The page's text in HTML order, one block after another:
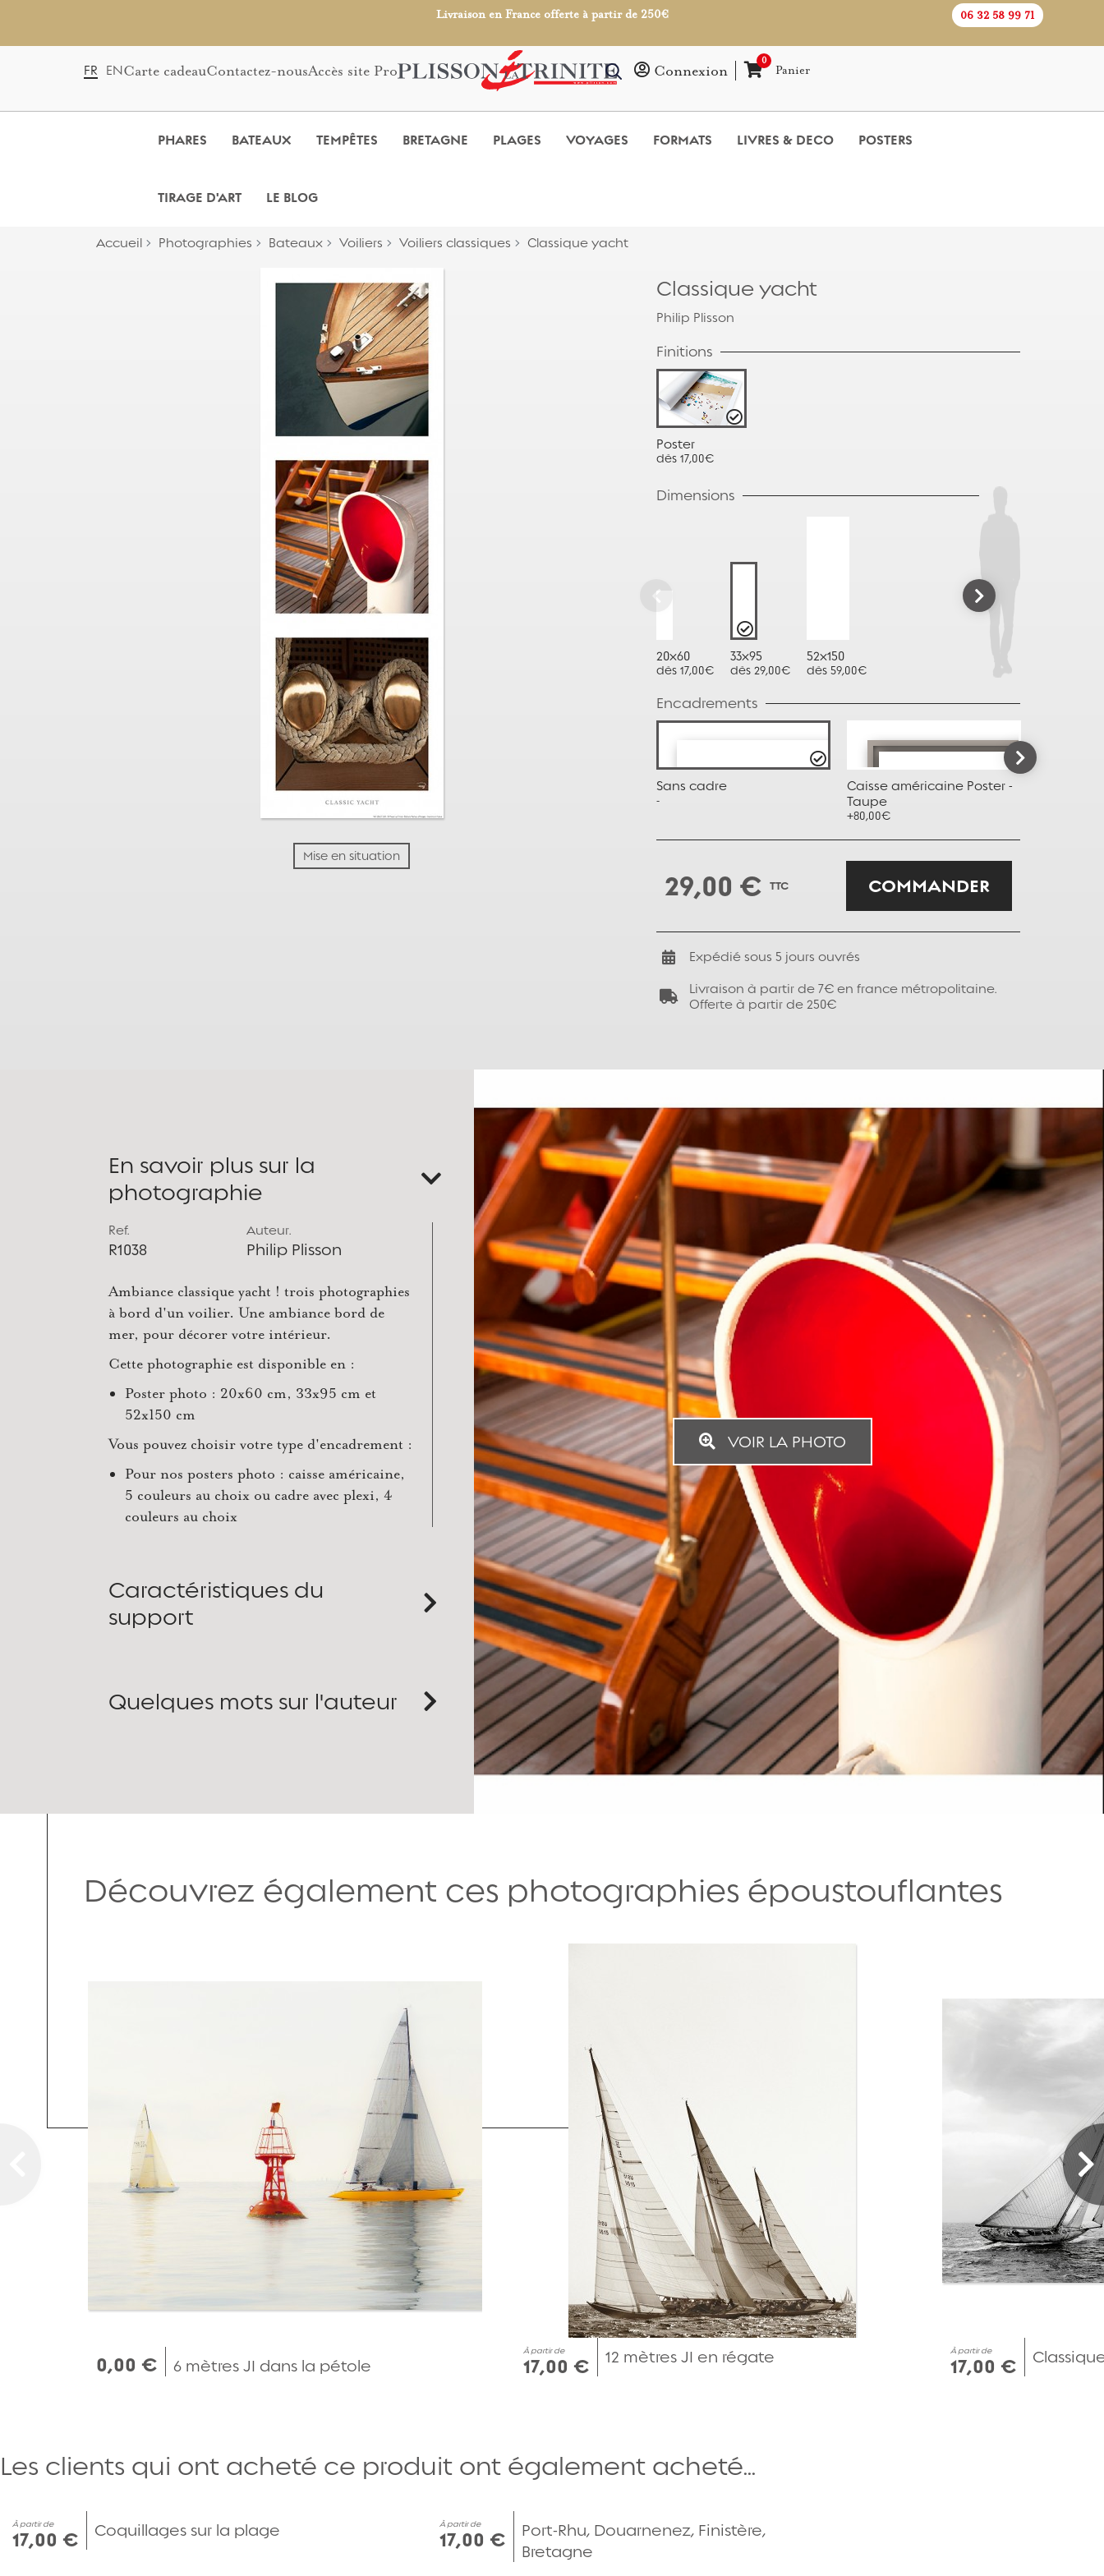
Livraison en France offerte à partir de 250€ 06 32 58 99 71
FR ENCarte cadeauContactez-nousAccès site Pro Connexion
0
Panier
PHARES BATEAUX TEMPÊTES BRETAGNE PLAGES VOYAGES FORMATS LIVRES & DECO POSTERS
TIRAGE D'ART LE BLOG
Accueil Photographies Bateaux Voiliers Voiliers classiques Classique yacht
Mise en situation
Classique yacht
Philip Plisson
Finitions
Poster
dès 17,00€
Dimensions
20x60
dès 17,00€
33x95
dès 29,00€
52x150
dès 59,00€
Encadrements
Sans cadre
-
Caisse américaine Poster -
Taupe
+80,00€
29,00 € TTC COMMANDER
Expédié sous5 jours ouvrés
Livraison à partir de 7€ en france métropolitaine.
Offerte à partir de 250€
VOIR LA PHOTO
En savoir plus sur la
photographie
Ref.
R1038
Auteur.
Philip Plisson
Ambiance classique yacht ! trois photographies
à bord d'un voilier. Une ambiance bord de
mer, pour décorer votre intérieur.
Cette photographie est disponible en :
Poster photo : 20x60 cm, 33x95 cm et
52x150 cm
Vous pouvez choisir votre type d'encadrement :
Pour nos posters photo : caisse américaine,
5 couleurs au choix ou cadre avec plexi, 4
couleurs au choix
Caractéristiques du
support
Quelques mots sur l'auteur
Découvrez également ces photographies époustouflantes
0,00 € 6 mètres JI dans la pétole
À partir de
17,00 € 12 mètres JI en régate À partir de
17,00 €
Les clients qui ont acheté ce produit ont également acheté...
À partir de
17,00 € Coquillages sur la plage À partir de
17,00 €
Port-Rhu, Douarnenez, Finistère,
Bretagne